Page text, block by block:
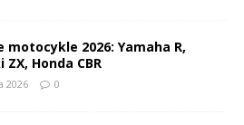
motocykle 2026: Yamaha R,
ZX, Honda CBR
2026 0